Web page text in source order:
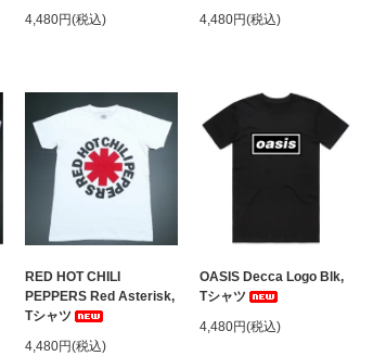
4,480円(税込)
4,480円(税込)
RED HOT CHILI
PEPPERS Red Asterisk,
Tシャツ
4,480円(税込)
OASIS Decca Logo Blk,
Tシャツ
4,480円(税込)